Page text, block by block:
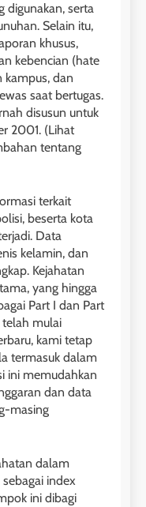
digunakan, serta
Selain itu,
khusus,
kebencian (hate
kampus, dan
saat bertugas.
disusun untuk
2001. (Lihat
tentang
terkait
beserta kota
Data
kelamin, dan
Kejahatan
yang hingga
Part I dan Part
telah mulai
kami tetap
termasuk dalam
ini memudahkan
dan data
masing
dalam
index
ini dibagi